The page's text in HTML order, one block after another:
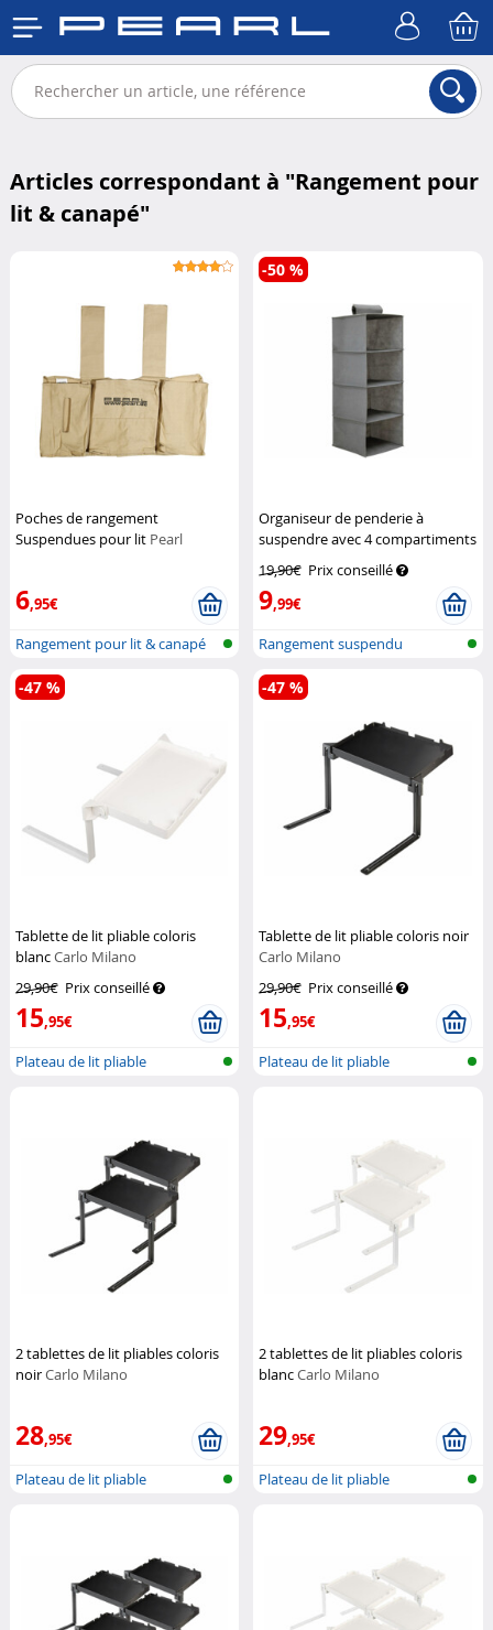
Articles correspondant à "Rangement pour
lit & canapé"
Poches de rangement
Suspendues pour lit Pearl
6,95€
Rangement pour lit & canapé
Organiseur de penderie à
suspendre avec 4 compartiments
19,90€ Prix conseillé
9,99€
-50 %
Rangement suspendu
Tablette de lit pliable coloris
blancCarlo Milano
29,90€ Prix conseillé
15,95€
-47 %
Plateau de lit pliable
Tablette de lit pliable coloris noir
Carlo Milano
29,90€ Prix conseillé
15,95€
-47 %
Plateau de lit pliable
2 tablettes de lit pliables coloris
noirCarlo Milano
28,95€
Plateau de lit pliable
2 tablettes de lit pliables coloris
blancCarlo Milano
29,95€
Plateau de lit pliable